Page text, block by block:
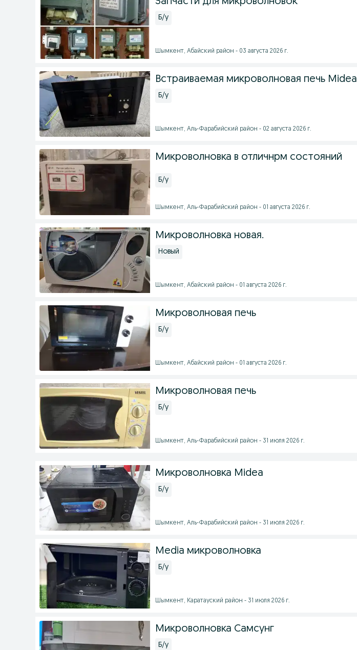
Б/у
Шымкент, Абайский район - 03 августа 2026 г.
Встраиваемая микроволновая печь Midea
Б/у
Шымкент, Аль-Фарабийский район - 02 августа 2026 г.
Микроволновка в отличнрм состояний
Б/у
Шымкент, Аль-Фарабийский район - 01 августа 2026 г.
Микроволновка новая.
Новый
Шымкент, Абайский район - 01 августа 2026 г.
Микроволновая печь
Б/у
Шымкент, Абайский район - 01 августа 2026 г.
Микроволновая печь
Б/у
Шымкент, Аль-Фарабийский район - 31 июля 2026 г.
Микроволновка Midea
Б/у
Шымкент, Аль-Фарабийский район - 31 июля 2026 г.
Media микроволновка
Б/у
Шымкент, Каратауский район - 31 июля 2026 г.
Микроволновка Самсунг
Б/у